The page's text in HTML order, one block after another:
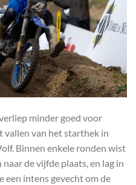
minder goed voor
vallen van het starthek in
Binnen enkele ronden wist
de vijfde plaats, en lag in
een intens gevecht om de